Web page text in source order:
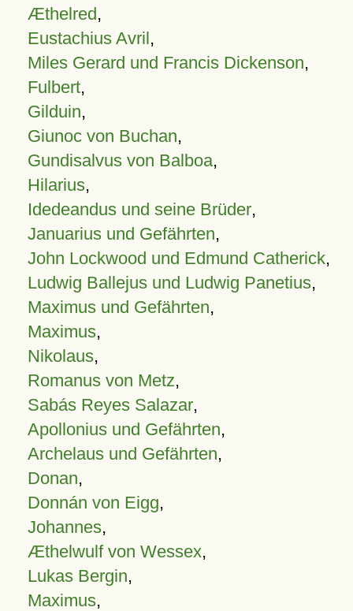
Æthelred,
Eustachius Avril,
Miles Gerard und Francis Dickenson,
Fulbert,
Gilduin,
Giunoc von Buchan,
Gundisalvus von Balboa,
Hilarius,
Idedeandus und seine Brüder,
Januarius und Gefährten,
John Lockwood und Edmund Catherick,
Ludwig Ballejus und Ludwig Panetius,
Maximus und Gefährten,
Maximus,
Nikolaus,
Romanus von Metz,
Sabás Reyes Salazar,
Apollonius und Gefährten,
Archelaus und Gefährten,
Donan,
Donnán von Eigg,
Johannes,
Æthelwulf von Wessex,
Lukas Bergin,
Maximus,